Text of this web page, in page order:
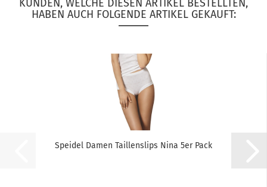
KUNDEN, WELCHE DIESEN ARTIKEL BESTELLTEN,
HABEN AUCH FOLGENDE ARTIKEL GEKAUFT:
Speidel Damen Taillenslips Nina 5er Pack